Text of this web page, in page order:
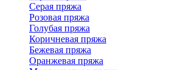
Серая пряжа
Розовая пряжа
Голубая пряжа
Коричневая пряжа
Бежевая пряжа
Оранжевая пряжа